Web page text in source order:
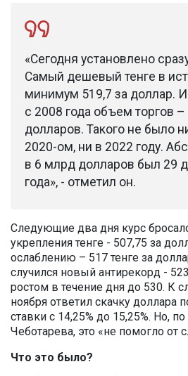
«Сегодня установлено
Самый дешевый тенге в
минимум 519,7 за доллар.
с 2008 года объем торгов
долларов. Такого не было
2020-ом, ни в 2022 году.
в 6 млрд долларов был 29
года», - отметил он.
Следующие два дня курс
укрепления тенге - 507,75 за
ослаблению – 517 тенге за
случился новый антирекорд -
ростом в течение дня до 530. К
ноября ответил скачку
ставки с 14,25% до 15,25%. Но,
Чеботарева, это «не помогло от
Что это было?